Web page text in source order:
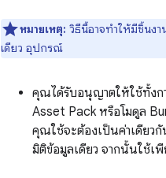
หมายเหตุ: วิธีนี้อาจทำให้มีชิ้นงา
เดียว อุปกรณ์
คุณได้รับอนุญาตให้ใช้ทั้งก
Asset Pack หรือโมดูล
คุณใช้จะต้องเป็นค่าเดียว
มิติข้อมูลเดียว จากนั้นใช้เ